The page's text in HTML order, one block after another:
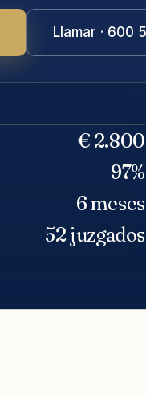
Llamar · 600
€ 2.800
97%
6 meses
52 juzgados